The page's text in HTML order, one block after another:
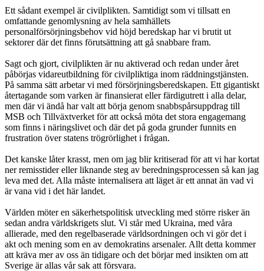
Ett sådant exempel är civilplikten. Samtidigt som vi tillsatt en
omfattande genomlysning av hela samhällets
personalförsörjningsbehov vid höjd beredskap har vi brutit ut
sektorer där det finns förutsättning att gå snabbare fram.
Sagt och gjort, civilplikten är nu aktiverad och redan under året
påbörjas vidareutbildning för civilpliktiga inom räddningstjänsten.
På samma sätt arbetar vi med försörjningsberedskapen. Ett gigantiskt
återtagande som varken är finansierat eller färdigutrett i alla delar,
men där vi ändå har valt att börja genom snabbspårsuppdrag till
MSB och Tillväxtverket för att också möta det stora engagemang
som finns i näringslivet och där det på goda grunder funnits en
frustration över statens trögrörlighet i frågan.
Det kanske låter krasst, men om jag blir kritiserad för att vi har kortat
ner remisstider eller liknande steg av beredningsprocessen så kan jag
leva med det. Alla måste internalisera att läget är ett annat än vad vi
är vana vid i det här landet.
Världen möter en säkerhetspolitisk utveckling med större risker än
sedan andra världskrigets slut. Vi står med Ukraina, med våra
allierade, med den regelbaserade världsordningen och vi gör det i
akt och mening som en av demokratins arsenaler. Allt detta kommer
att kräva mer av oss än tidigare och det börjar med insikten om att
Sverige är allas vår sak att försvara.